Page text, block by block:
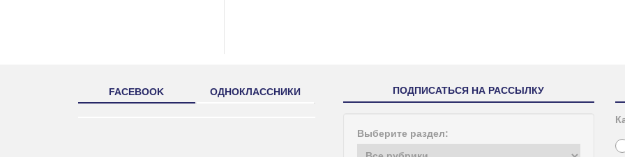
FACEBOOK ОДНОКЛАССНИКИ ПОДПИСАТЬСЯ НА РАССЫЛКУ
Выберите раздел: